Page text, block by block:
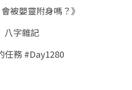
》完整典藏版
被嬰靈附身嗎？》
八字雜記
任務 #Day1280